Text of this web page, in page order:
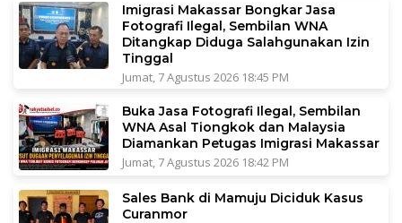
Imigrasi Makassar Bongkar Jasa
Fotografi Ilegal, Sembilan WNA
Ditangkap Diduga Salahgunakan Izin
Tinggal
Jumat, 7 Agustus 2026 18:45 PM
Buka Jasa Fotografi Ilegal, Sembilan
WNA Asal Tiongkok dan Malaysia
Diamankan Petugas Imigrasi Makassar
Jumat, 7 Agustus 2026 18:42 PM
Sales Bank di Mamuju Diciduk Kasus
Curanmor